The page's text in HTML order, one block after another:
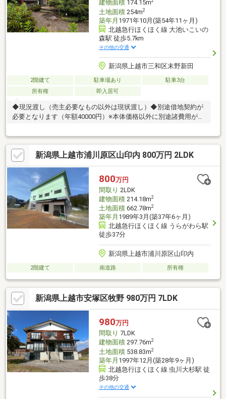
建物面積174.15m
土地面積254m2
築年月 1971年10月(築54年11ヶ月)
北越急行ほくほく線 大池いこいの
森駅 徒歩5.7km
その他の交通
新潟県上越市三和区末野新田
2階建て 駐車場あり
駐車3台
所有権
即入居可
◆現況渡し（売主必要なもの以外は現状渡し）◆別途借地契約が
必要となります（年額40000円）※本体価格以外に別途諸費用がか
新潟県上越市浦川原区山印内 800万円 2LDK
800万円
間取り 2LDK
建物面積214.18m2
土地面積662.78m2
築年月 1989年3月(築37年6ヶ月)
北越急行ほくほく線 うらがわら駅
徒歩37分
新潟県上越市浦川原区山印内
2階建て 南道路 所有権
新潟県上越市安塚区牧野 980万円 7LDK
980万円
間取り 7LDK
建物面積297.76m2
土地面積538.83m2
築年月 1997年12月(築28年9ヶ月)
北越急行ほくほく線 虫川大杉駅 徒
歩38分
その他の交通